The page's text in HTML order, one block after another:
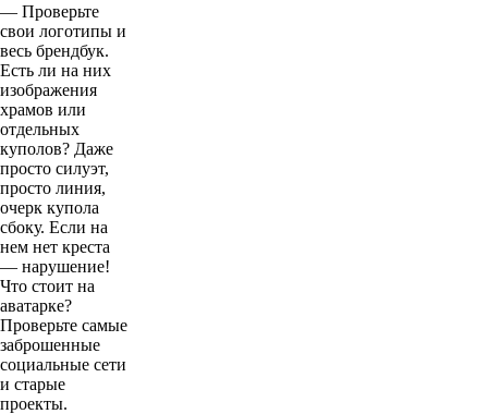
— Проверьте
свои логотипы и
весь брендбук.
Есть ли на них
изображения
храмов или
отдельных
куполов? Даже
просто силуэт,
просто линия,
очерк купола
сбоку. Если на
нем нет креста
— нарушение!
Что стоит на
аватарке?
Проверьте самые
заброшенные
социальные сети
и старые
проекты.